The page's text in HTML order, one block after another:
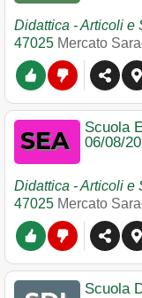
Didattica - Articoli e
47025 Mercato
Scuola
06/08/
Didattica - Articoli e
47025 Mercato
Scuola